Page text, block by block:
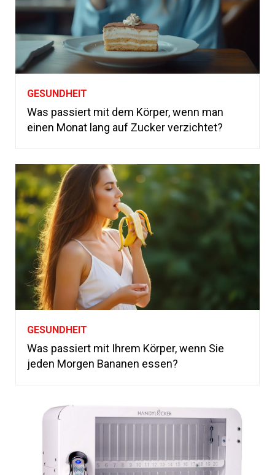
GESUNDHEIT
Was passiert mit dem Körper, wenn man
einen Monat lang auf Zucker verzichtet?
GESUNDHEIT
Was passiert mit Ihrem Körper, wenn Sie
jeden Morgen Bananen essen?